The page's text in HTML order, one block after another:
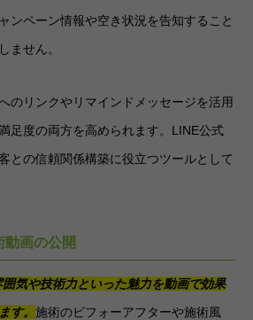
ンペーン情報や空き状況を告知すること
ません。
のリンクやリマインドメッセージを活用
足度の両方を高められます。LINE公式
との信頼関係構築に役立つツールとして
画の公開
気や技術力といった魅力を動画で効果
す。 施術のビフォーアフターや施術風